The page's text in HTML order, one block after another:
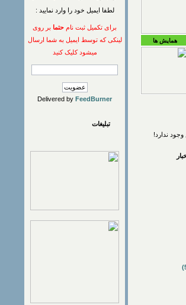
همایش ها
ندارد!
لطفا ایمیل خود را وارد نمایید :
برای تکمیل ثبت نام حتما بر روی
لینکی که توسط ایمیل به شما ارسال
میشود کلیک کنید
Delivered by FeedBurner
تبلیغات